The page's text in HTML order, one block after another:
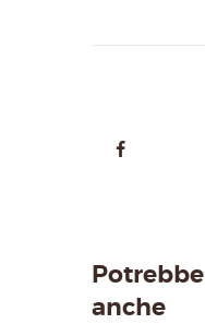
anche